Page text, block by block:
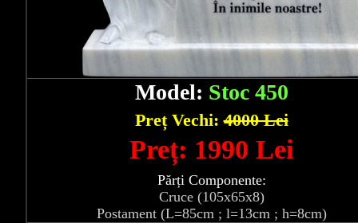
Model: Stoc 450
Preț Vechi:4000 Lei
Preț: 1990 Lei
Părți Componente:
Cruce (105x65x8)
Postament (L=85cm ; l=13cm ; h=8cm)